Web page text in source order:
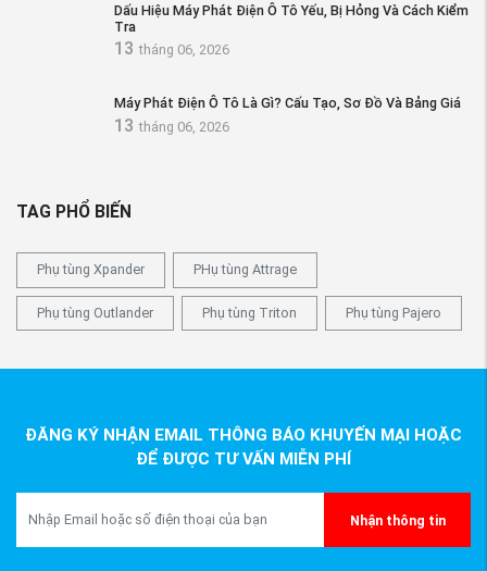
Dấu Hiệu Máy Phát Điện Ô Tô Yếu, Bị Hỏng Và Cách Kiểm
Tra
13 tháng 06, 2026
Máy Phát Điện Ô Tô Là Gì? Cấu Tạo, Sơ Đồ Và Bảng Giá
13 tháng 06, 2026
TAG PHỔ BIẾN
Phụ tùng Xpander PHụ tùng Attrage
Phụ tùng Outlander Phụ tùng Triton Phụ tùng Pajero
ĐĂNG KÝ NHẬN EMAIL THÔNG BÁO KHUYẾN MẠI HOẶC
ĐỂ ĐƯỢC TƯ VẤN MIỄN PHÍ
Nhận thông tin